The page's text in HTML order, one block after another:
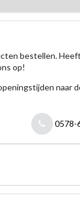
bestellen.
op!
naar
0578-